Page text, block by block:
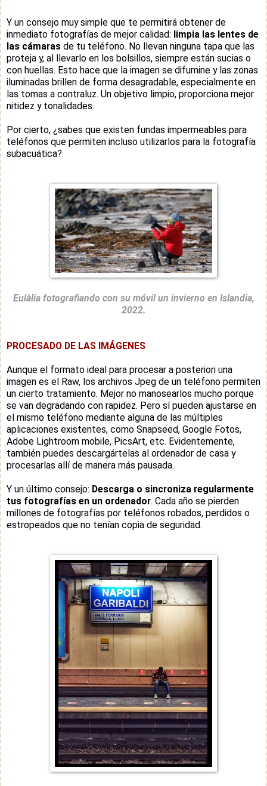
Y un consejo muy simple que te permitirá obtener de
inmediato fotografías de mejor calidad: limpia las lentes de
las cámaras de tu teléfono. No llevan ninguna tapa que las
proteja y, al llevarlo en los bolsillos, siempre están sucias o
con huellas. Esto hace que la imagen se difumine y las zonas
iluminadas brillen de forma desagradable, especialmente en
las tomas a contraluz. Un objetivo limpio, proporciona mejor
nitidez y tonalidades.
Por cierto, ¿sabes que existen fundas impermeables para
teléfonos que permiten incluso utilizarlos para la fotografía
subacuática?
Eulàlia fotografiando con su móvil un invierno en Islandia,
2022.
PROCESADO DE LAS IMÁGENES
Aunque el formato ideal para procesar a posteriori una
imagen es el Raw, los archivos Jpeg de un teléfono permiten
un cierto tratamiento. Mejor no manosearlos mucho porque
se van degradando con rapidez. Pero sí pueden ajustarse en
el mismo teléfono mediante alguna de las múltiples
aplicaciones existentes, como Snapseed, Google Fotos,
Adobe Lightroom mobile, PicsArt, etc. Evidentemente,
también puedes descargártelas al ordenador de casa y
procesarlas allí de manera más pausada.
Y un último consejo: Descarga o sincroniza regularmente
tus fotografías en un ordenador. Cada año se pierden
millones de fotografías por teléfonos robados, perdidos o
estropeados que no tenían copia de seguridad.